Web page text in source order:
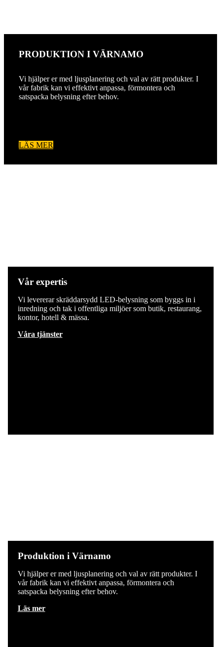
PRODUKTION I VÄRNAMO
Vi hjälper er med ljusplanering och val av rätt produkter. I
vår fabrik kan vi effektivt anpassa, förmontera och
satspacka belysning efter behov.
LÄS MER
Vår expertis
Vi levererar skräddarsydd LED-belysning som byggs in i
inredning och tak i offentliga miljöer som butik, restaurang,
kontor, hotell & mässa.
Våra tjänster
Produktion i Värnamo
Vi hjälper er med ljusplanering och val av rätt produkter. I
vår fabrik kan vi effektivt anpassa, förmontera och
satspacka belysning efter behov.
Läs mer